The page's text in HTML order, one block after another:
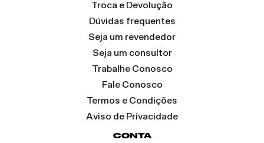
Troca e Devolução
Dúvidas frequentes
Seja um revendedor
Seja um consultor
Trabalhe Conosco
Fale Conosco
Termos e Condições
Aviso de Privacidade
CONTA